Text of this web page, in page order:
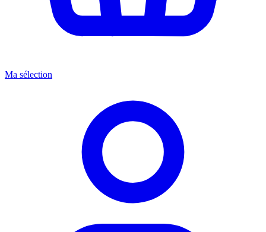
Ma sélection